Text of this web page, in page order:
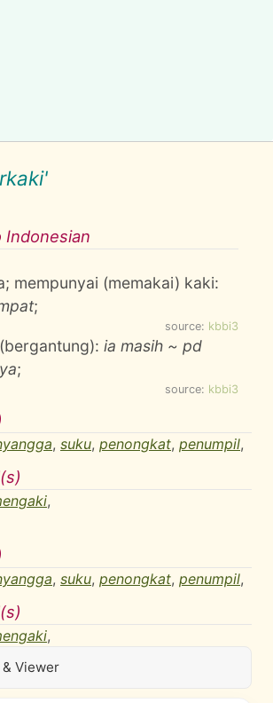
Indonesian
mempunyai (memakai) kaki:
;
source: kbbi3
ia masih ~ pd
;
source: kbbi3
, suku, penongkat, penumpil,
,
, suku, penongkat, penumpil,
,
Viewer